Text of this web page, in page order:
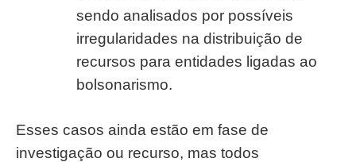
sendo analisados por possíveis
irregularidades na distribuição de
recursos para entidades ligadas ao
bolsonarismo.
Esses casos ainda estão em fase de
investigação ou recurso, mas todos